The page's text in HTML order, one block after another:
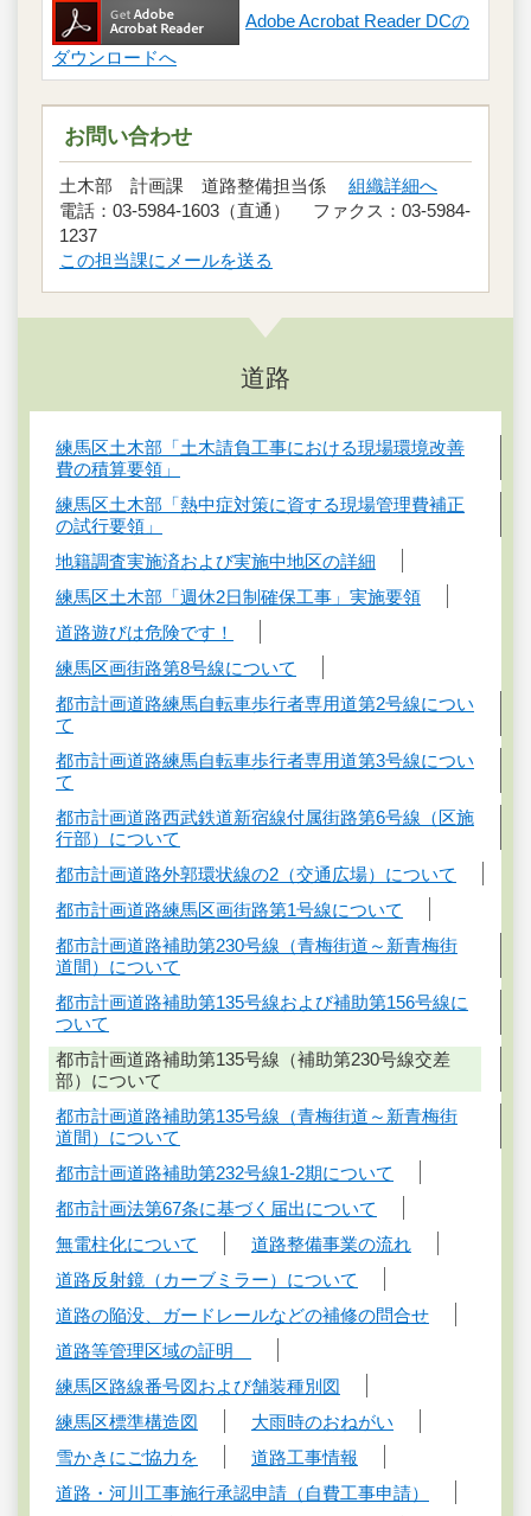
Adobe Acrobat Reader DCの
ダウンロードへ
お問い合わせ
土木部 計画課 道路整備担当係 組織詳細へ
電話：03-5984-1603（直通） ファクス：03-5984-
1237
この担当課にメールを送る
道路
練馬区土木部「土木請負工事における現場環境改善
費の積算要領」
練馬区土木部「熱中症対策に資する現場管理費補正
の試行要領」
地籍調査実施済および実施中地区の詳細
練馬区土木部「週休2日制確保工事」実施要領
道路遊びは危険です！
練馬区画街路第8号線について
都市計画道路練馬自転車歩行者専用道第2号線につい
て
都市計画道路練馬自転車歩行者専用道第3号線につい
て
都市計画道路西武鉄道新宿線付属街路第6号線（区施
行部）について
都市計画道路外郭環状線の2（交通広場）について
都市計画道路練馬区画街路第1号線について
都市計画道路補助第230号線（青梅街道～新青梅街
道間）について
都市計画道路補助第135号線および補助第156号線に
ついて
都市計画道路補助第135号線（補助第230号線交差
部）について
都市計画道路補助第135号線（青梅街道～新青梅街
道間）について
都市計画道路補助第232号線1-2期について
都市計画法第67条に基づく届出について
無電柱化について
道路整備事業の流れ
道路反射鏡（カーブミラー）について
道路の陥没、ガードレールなどの補修の問合せ
道路等管理区域の証明
練馬区路線番号図および舗装種別図
練馬区標準構造図
大雨時のおねがい
雪かきにご協力を
道路工事情報
道路・河川工事施行承認申請（自費工事申請）